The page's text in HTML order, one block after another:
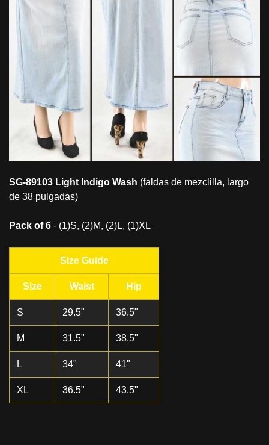
SG-89103 Light Indigo Wash (faldas de mezclilla, largo
de 38 pulgadas)
Pack of 6 - (1)S, (2)M, (2)L, (1)XL
Size Guide
Size Waist Hip
S 29.5" 36.5"
M 31.5" 38.5"
L 34" 41"
XL 36.5" 43.5"